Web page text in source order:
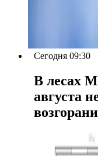
Сегодня 09:30
В лесах
августа